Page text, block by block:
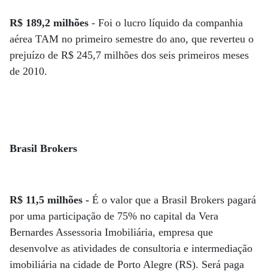
R$ 189,2 milhões - Foi o lucro líquido da companhia
aérea TAM no primeiro semestre do ano, que reverteu o
prejuízo de R$ 245,7 milhões dos seis primeiros meses
de 2010.
Brasil Brokers
R$ 11,5 milhões - É o valor que a Brasil Brokers pagará
por uma participação de 75% no capital da Vera
Bernardes Assessoria Imobiliária, empresa que
desenvolve as atividades de consultoria e intermediação
imobiliária na cidade de Porto Alegre (RS). Será paga